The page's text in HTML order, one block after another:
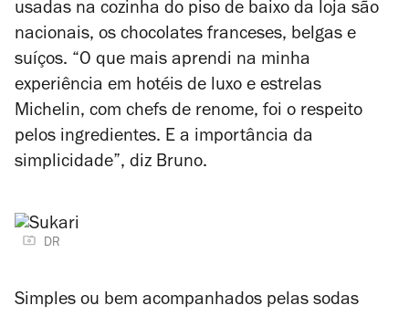
usadas na cozinha do piso de baixo da loja são
nacionais, os chocolates franceses, belgas e
suíços. “O que mais aprendi na minha
experiência em hotéis de luxo e estrelas
Michelin, com chefs de renome, foi o respeito
pelos ingredientes. E a importância da
simplicidade”, diz Bruno.
DR
Simples ou bem acompanhados pelas sodas